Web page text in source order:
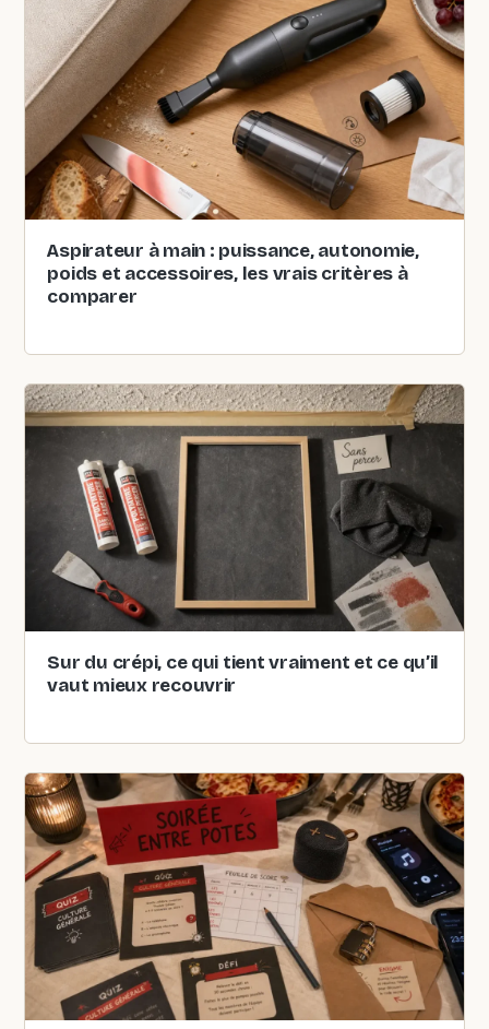
Aspirateur à main : puissance, autonomie,
poids et accessoires, les vrais critères à
comparer
Sur du crépi, ce qui tient vraiment et ce qu’il
vaut mieux recouvrir